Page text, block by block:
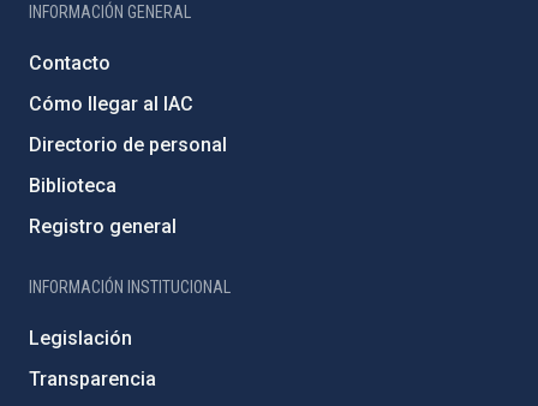
INFORMACIÓN GENERAL
Contacto
Cómo llegar al IAC
Directorio de personal
Biblioteca
Registro general
INFORMACIÓN INSTITUCIONAL
Legislación
Transparencia